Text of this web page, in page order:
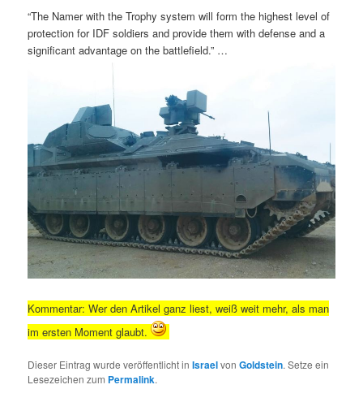
“The Namer with the Trophy system will form the highest level of
protection for IDF soldiers and provide them with defense and a
significant advantage on the battlefield.” …
Kommentar: Wer den Artikel ganz liest, weiß weit mehr, als man
im ersten Moment glaubt.
Dieser Eintrag wurde veröffentlicht inIsraelvonGoldstein. Setze ein
Lesezeichen zum Permalink.